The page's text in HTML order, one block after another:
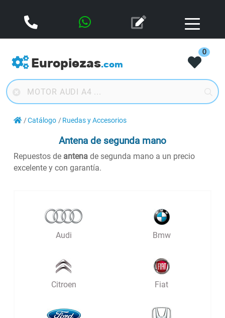
Europiezas.com
0
Catálogo Ruedas y Accesorios
Antena de segunda mano
Repuestos de antena de segunda mano a un precio
excelente y con garantía.
Audi Bmw
Citroen Fiat